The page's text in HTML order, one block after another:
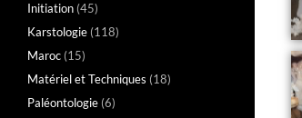
Initiation (45)
Karstologie (118)
Maroc (15)
Matériel et Techniques (18)
Paléontologie (6)